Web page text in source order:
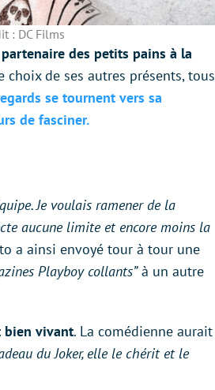
: DC Films
des petits pains à la
choix de ses autres présents, tous
se tournent vers sa
de fasciner.
Je voulais ramener de la
aucune limite et encore moins la
a ainsi envoyé tour à tour une
Playboy collants”à un autre
bien vivant. La comédienne aurait
du Joker, elle le chérit et le